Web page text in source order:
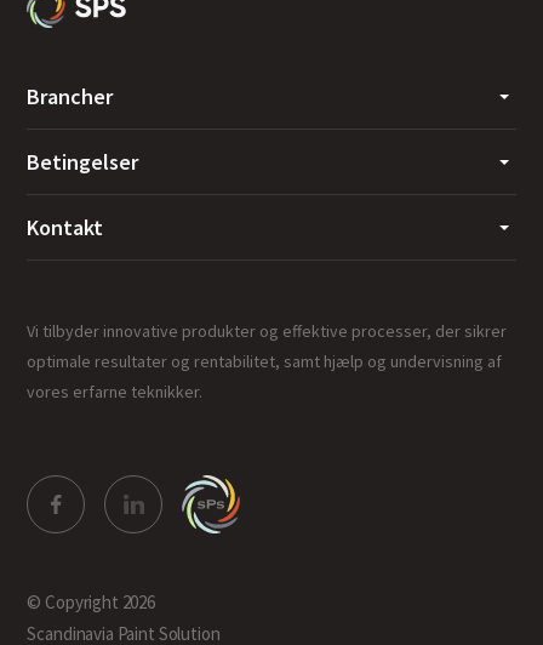
Brancher
Betingelser
Kontakt
Vi tilbyder innovative produkter og effektive processer, der sikrer
optimale resultater og rentabilitet, samt hjælp og undervisning af
vores erfarne teknikker.
© Copyright 2026
Scandinavia Paint Solution